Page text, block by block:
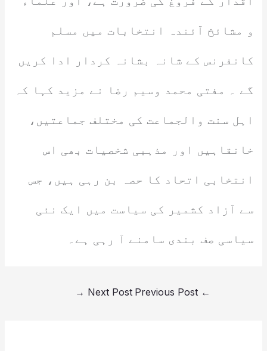
و مشائخ آئندہ انتخابات میں مسلم
کانفرنس کے شانہ بشانہ کردار ادا کریں
گے ۔ مفتی محمد وسیم رضا نے مزید کہا کہ
اہل سنت والجماعت کی مختلف جماعتیں،
خانقاہیں اور مذہبی شخصیات بھی اس
انتخابی اتحاد کا حصہ بن رہی ہیں، جس
سے آزاد کشمیر کی سیاست میں ایک نئی
سیاسی صف بندی سامنے آ رہی ہے۔
←
Next Post
→